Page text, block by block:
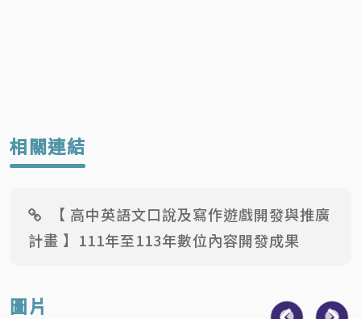
相關連結
【 高中英語文口說及寫作遊戲開發與推廣
計畫 】111年至113年數位內容開發成果
圖片